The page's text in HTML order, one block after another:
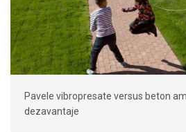
Pavele vibropresate versus beton
dezavantaje